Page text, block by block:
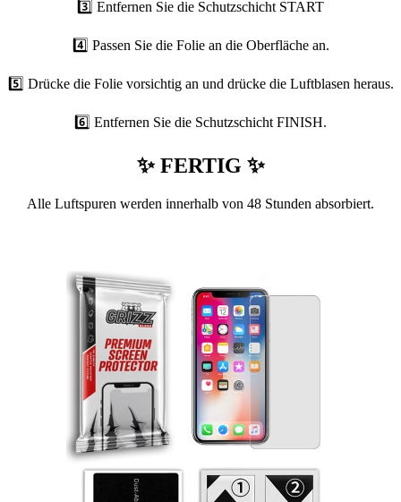
3️⃣ Entfernen Sie die Schutzschicht START
4️⃣ Passen Sie die Folie an die Oberfläche an.
5️⃣ Drücke die Folie vorsichtig an und drücke die Luftblasen heraus.
6️⃣ Entfernen Sie die Schutzschicht FINISH.
✨ FERTIG ✨
Alle Luftspuren werden innerhalb von 48 Stunden absorbiert.